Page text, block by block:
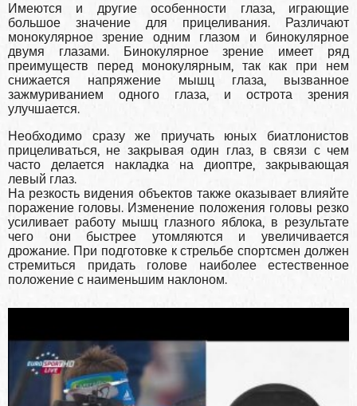
Имеются и другие особенности глаза, играющие
большое значение для прицеливания. Различают
монокулярное зрение одним глазом и бинокулярное
двумя глазами. Бинокулярное зрение имеет ряд
преимуществ перед монокулярным, так как при нем
снижается напряжение мышц глаза, вызванное
зажмуриванием одного глаза, и острота зрения
улучшается.
Необходимо сразу же приучать юных биатлонистов
прицеливаться, не закрывая один глаз, в связи с чем
часто делается накладка на диоптре, закрывающая
левый глаз.
На резкость видения объектов также оказывает влияйте
поражение головы. Изменение положения головы резко
усиливает работу мышц глазного яблока, в результате
чего они быстрее утомляются и увеличивается
дрожание. При подготовке к стрельбе спортсмен должен
стремиться придать голове наиболее естественное
положение с наименьшим наклоном.